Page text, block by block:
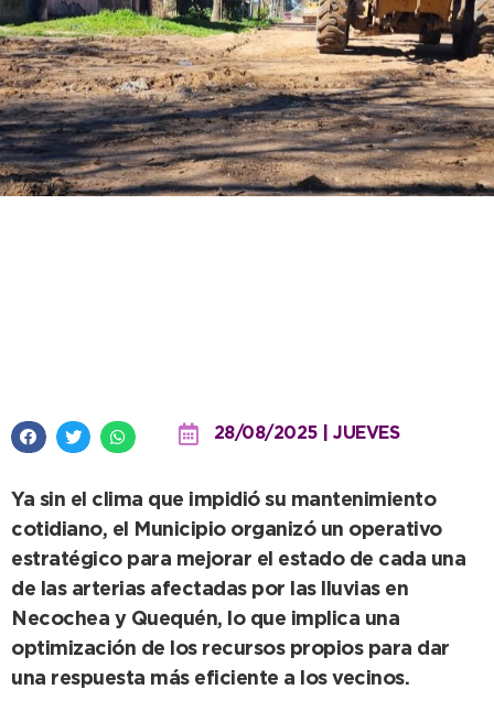
28/08/2025 | JUEVES
Ya sin el clima que impidió su mantenimiento
cotidiano, el Municipio organizó un operativo
estratégico para mejorar el estado de cada una
de las arterias afectadas por las lluvias en
Necochea y Quequén, lo que implica una
optimización de los recursos propios para dar
una respuesta más eficiente a los vecinos.